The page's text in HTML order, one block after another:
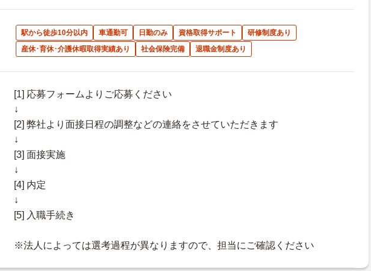
駅から徒歩10分以内 車通勤可 日勤のみ 資格取得サポート
研修制度あり
産休･育休･介護休暇取得実績あり
社会保険完備 退職金制度あり
[1] 応募フォームよりご応募ください
↓
[2] 弊社より面接日程の調整などの連絡をさせていただきます
↓
[3] 面接実施
↓
[4] 内定
↓
[5] 入職手続き
※法人によっては選考過程が異なりますので、担当にご確認ください